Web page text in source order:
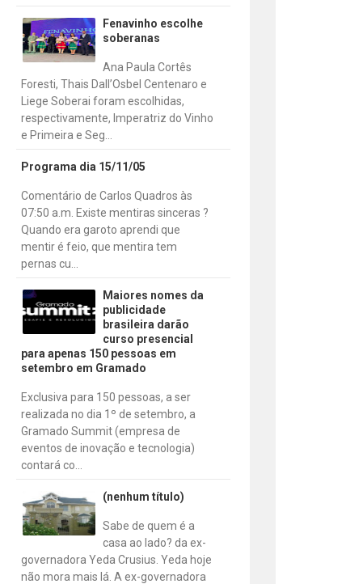
Fenavinho escolhe
soberanas
Ana Paula Cortês
Foresti, Thais Dall’Osbel Centenaro e
Liege Soberai foram escolhidas,
respectivamente, Imperatriz do Vinho
e Primeira e Seg...
Programa dia 15/11/05
Comentário de Carlos Quadros às
07:50 a.m. Existe mentiras sinceras ?
Quando era garoto aprendi que
mentir é feio, que mentira tem
pernas cu...
Maiores nomes da
publicidade
brasileira darão
curso presencial
para apenas 150 pessoas em
setembro em Gramado
Exclusiva para 150 pessoas, a ser
realizada no dia 1º de setembro, a
Gramado Summit (empresa de
eventos de inovação e tecnologia)
contará co...
(nenhum título)
Sabe de quem é a
casa ao lado? da ex-
governadora Yeda Crusius. Yeda hoje
não mora mais lá. A ex-governadora